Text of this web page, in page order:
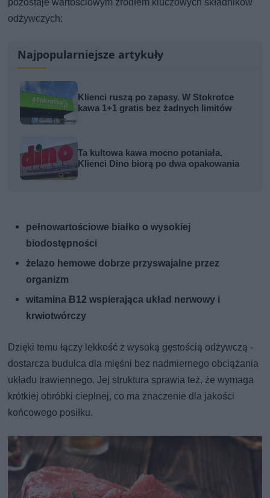
odżywczych:
Najpopularniejsze artykuły
Klienci ruszą po zapasy. W Stokrotce
kawa 1+1 gratis bez żadnych limitów
Ta kultowa kawa mocno potaniała.
Klienci Dino biorą po dwa opakowania
pełnowartościowe białko o wysokiej
biodostępności
żelazo hemowe dobrze przyswajalne przez
organizm
witamina B12 wspierająca układ nerwowy i
krwiotwórczy
Dzięki temu łączy lekkość z wysoką gęstością odżywczą -
dostarcza budulca dla mięśni bez nadmiernego obciążania
układu trawiennego. Jej struktura sprawia też, że wymaga
krótkiej obróbki cieplnej, co ma znaczenie dla jakości
końcowego posiłku.